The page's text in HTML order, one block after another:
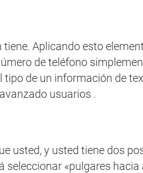
Aplicando esto
de teléfono
de un información de
usuarios .
usted, y usted tiene dos
«pulgares